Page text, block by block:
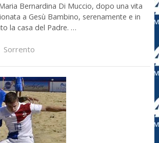
Bernardina Di Muccio, dopo una vita
a Gesù Bambino, serenamente e in
la casa del Padre. …
Sorrento